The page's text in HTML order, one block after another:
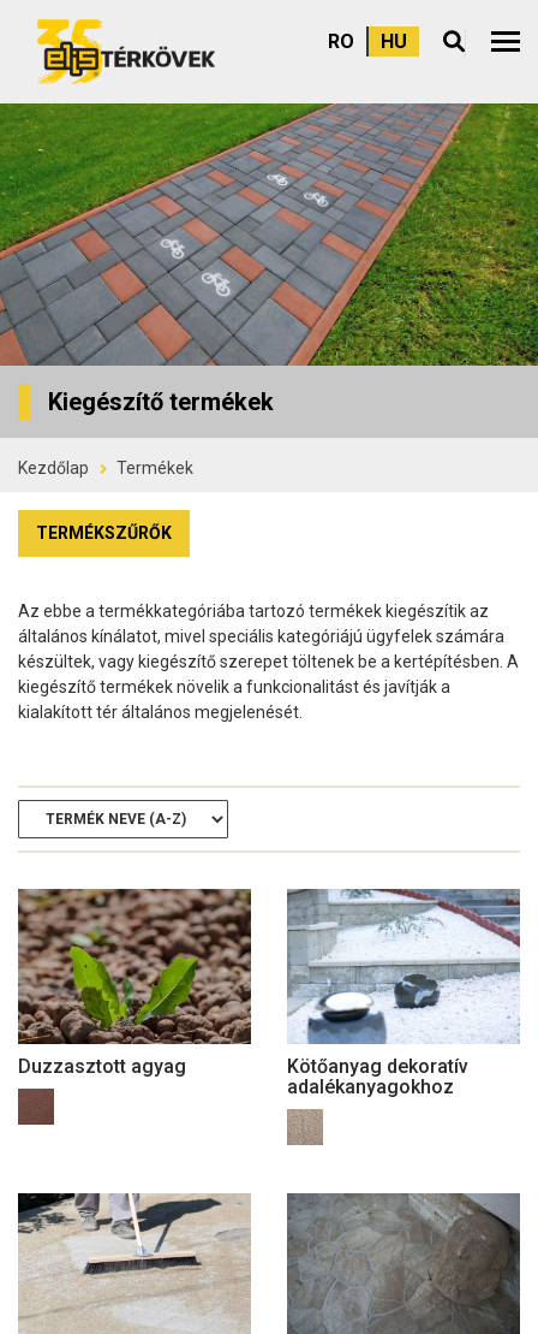
RO HU
Kiegészítő termékek
Kezdőlap Termékek
TERMÉKSZŰRŐK
Az ebbe a termékkategóriába tartozó termékek kiegészítik az
általános kínálatot, mivel speciális kategóriájú ügyfelek számára
készültek, vagy kiegészítő szerepet töltenek be a kertépítésben. A
kiegészítő termékek növelik a funkcionalitást és javítják a
kialakított tér általános megjelenését.
Duzzasztott agyag
Kötőanyag dekoratív
adalékanyagokhoz